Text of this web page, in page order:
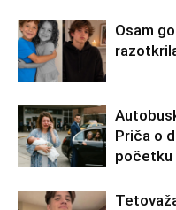
Osam
Priča o
početku